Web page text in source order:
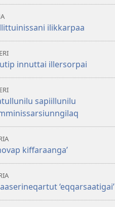
ilikkarpaa
innuttai illersorpai
sapiillunilu
kiffaraanga’
‘eqqarsaatigai’